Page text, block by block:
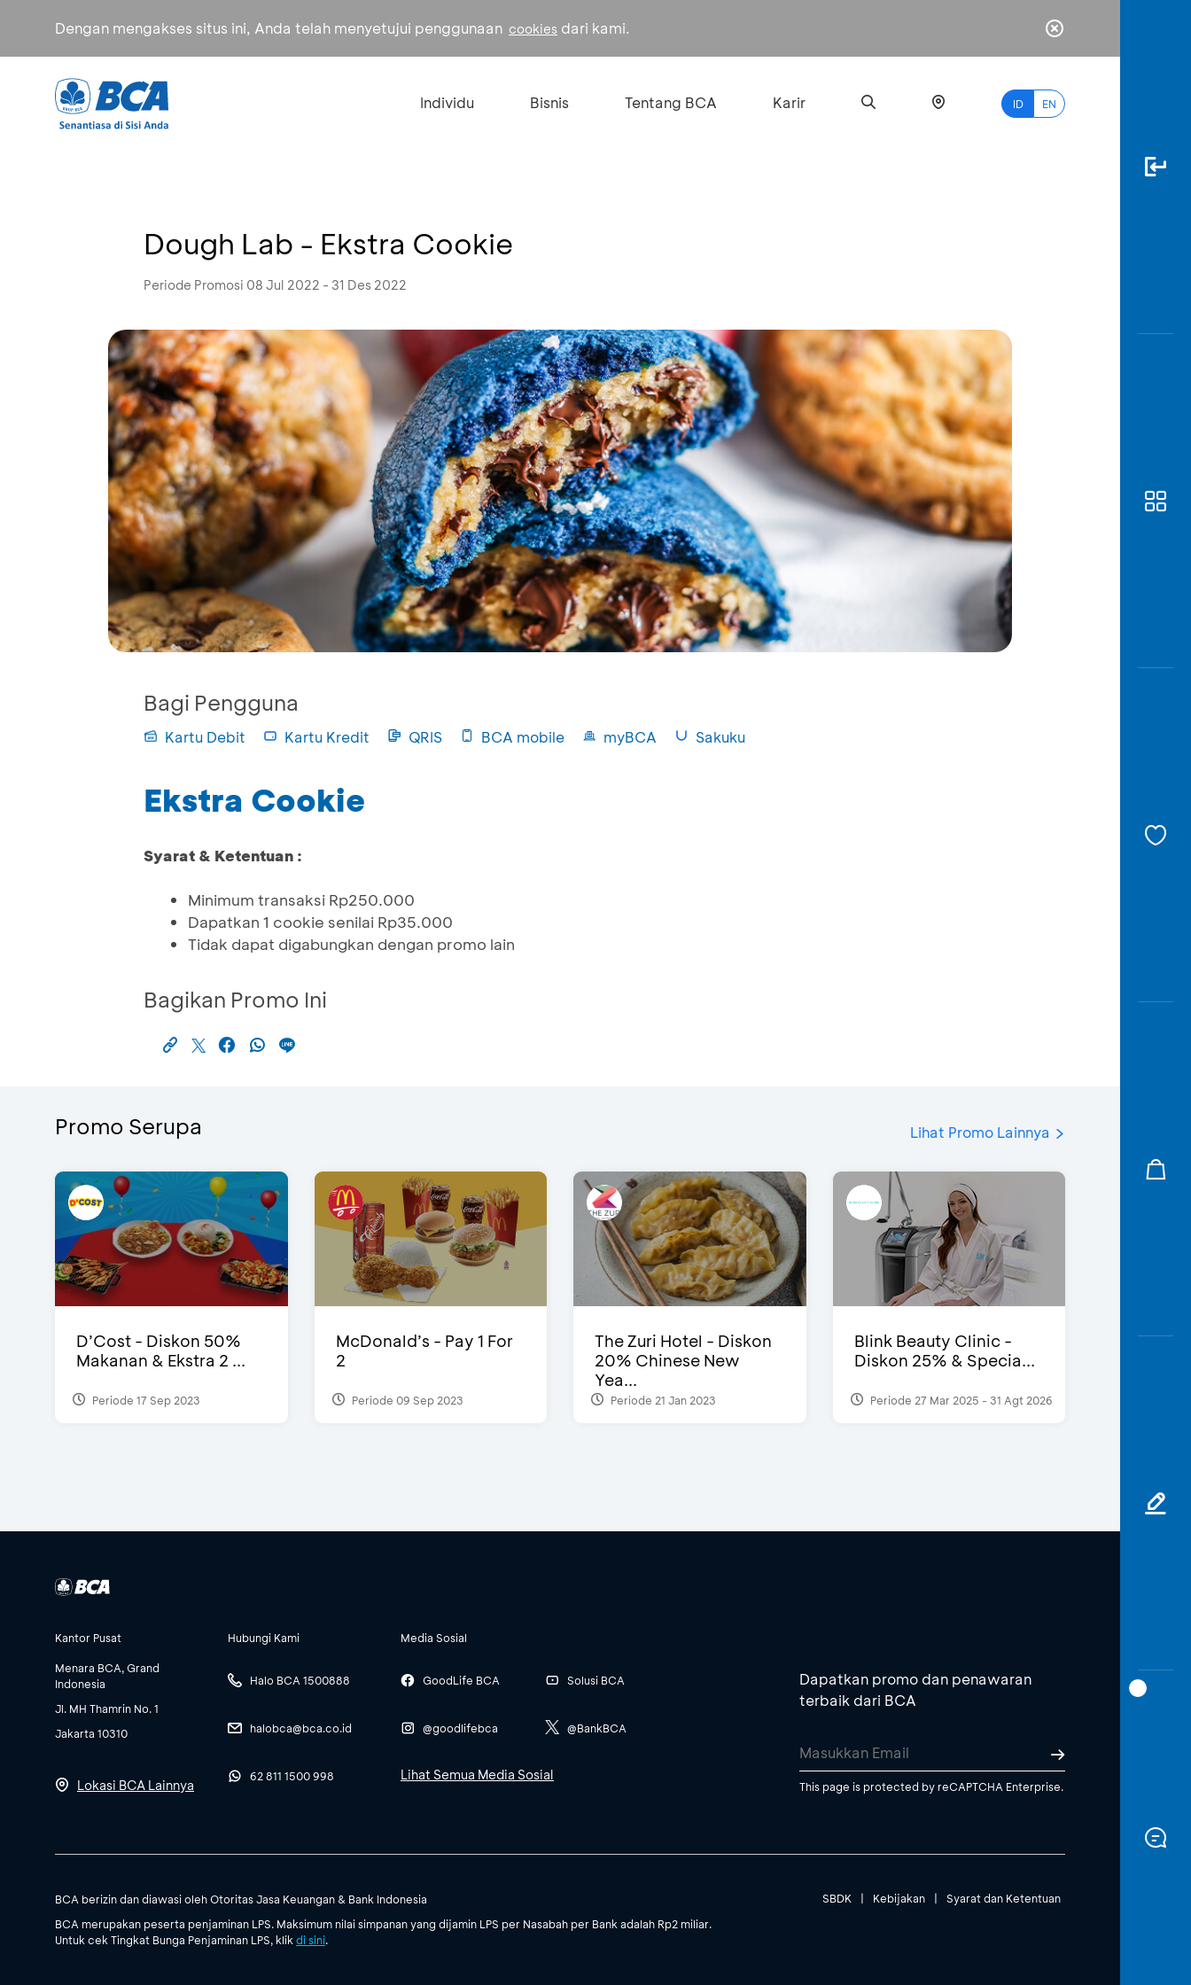
Dengan mengakses situs ini, Anda telah menyetujui penggunaan cookies dari kami.
Individu Bisnis Tentang BCA Karir ID EN
Dough Lab - Ekstra Cookie
Periode Promosi 08 Jul 2022 - 31 Des 2022
Bagi Pengguna
Kartu Debit Kartu Kredit QRIS BCA mobile myBCA Sakuku
Ekstra Cookie
Syarat & Ketentuan :
Minimum transaksi Rp250.000
Dapatkan 1 cookie senilai Rp35.000
Tidak dapat digabungkan dengan promo lain
Bagikan Promo Ini
Promo Serupa Lihat Promo Lainnya
D’Cost - Diskon 50%
Makanan & Ekstra 2 ...
Periode 17 Sep 2023
McDonald’s - Pay 1 For
2
Periode 09 Sep 2023
The Zuri Hotel - Diskon
20% Chinese New
Yea...
Periode 21 Jan 2023
Blink Beauty Clinic -
Diskon 25% & Specia...
Periode 27 Mar 2025 - 31 Agt 2026
Kantor Pusat
Menara BCA, Grand
Indonesia
Jl. MH Thamrin No. 1
Jakarta 10310
Lokasi BCA Lainnya
Hubungi Kami
Halo BCA 1500888
halobca@bca.co.id
62 811 1500 998
Media Sosial
GoodLife BCA
@goodlifebca
Solusi BCA
@BankBCA
Lihat Semua Media Sosial
Dapatkan promo dan penawaran
terbaik dari BCA
This page is protected by reCAPTCHA Enterprise.
SBDK | Kebijakan | Syarat dan Ketentuan
BCA berizin dan diawasi oleh Otoritas Jasa Keuangan & Bank Indonesia
BCA merupakan peserta penjaminan LPS. Maksimum nilai simpanan yang dijamin LPS per Nasabah per Bank adalah Rp2 miliar.
Untuk cek Tingkat Bunga Penjaminan LPS, klik di sini.